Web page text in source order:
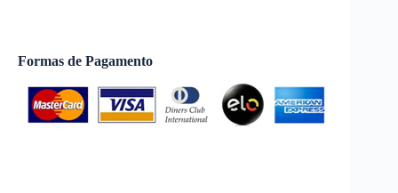
Formas de Pagamento